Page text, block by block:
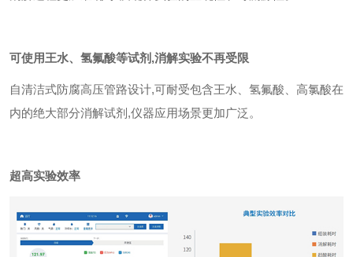
可使用王水、氢氟酸等试剂 ,消解实验不再受限
自清洁式防腐高压管路设计,可耐受包含王水、氢氟酸、高氯酸在
内的绝大部分消解试剂 ,仪器应用场景更加广泛。
超高实验效率